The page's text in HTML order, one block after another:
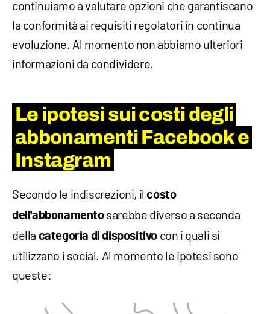
continuiamo a valutare opzioni che garantiscano
la conformità ai requisiti regolatori in continua
evoluzione. Al momento non abbiamo ulteriori
informazioni da condividere.
Le ipotesi sui costi degli
abbonamenti Facebook e
Instagram
Secondo le indiscrezioni, ilcosto
dell'abbonamentosarebbe diverso a seconda
della categoria di dispositivo con i quali si
utilizzano i social. Al momento le ipotesi sono
queste: